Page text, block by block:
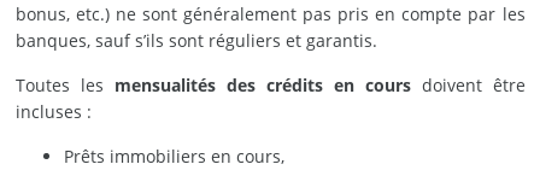
bonus, etc.) ne sont généralement pas pris en compte par les
banques, sauf s’ils sont réguliers et garantis.
Toutes les mensualités des crédits en coursdoivent être
incluses :
Prêts immobiliers en cours,